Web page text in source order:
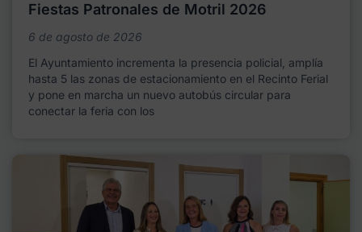
Fiestas Patronales de Motril 2026
6 de agosto de 2026
El Ayuntamiento incrementa la presencia policial, amplía
hasta 5 las zonas de estacionamiento en el Recinto Ferial
y pone en marcha un nuevo autobús circular para
conectar la feria con los